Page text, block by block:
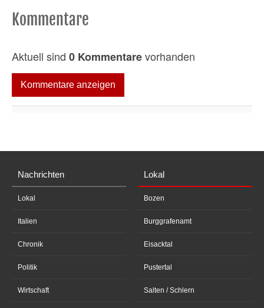
Kommentare
Aktuell sind 0 Kommentarevorhanden
Kommentare anzeigen
Nachrichten
Lokal
Italien
Chronik
Politik
Wirtschaft
Lokal
Bozen
Burggrafenamt
Eisacktal
Pustertal
Salten / Schlern